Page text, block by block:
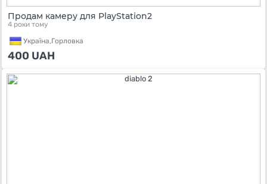
Продам камеру для PlayStation2
4 роки тому
Україна,Горловка
400 UAH